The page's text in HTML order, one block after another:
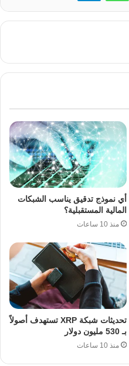
أي نموذج تدقيق يناسب الشبكات
المالية المستقبلية؟
منذ 10 ساعات
تحديثات شبكة XRP تستهدف أصولاً
بـ 530 مليون دولار
منذ 10 ساعات